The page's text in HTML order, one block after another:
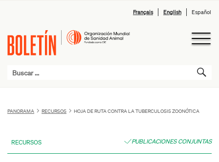
Français English Español
PANORAMA RECURSOS HOJA DE RUTA CONTRA LA TUBERCULOSIS ZOONÓTICA
RECURSOS PUBLICACIONES CONJUNTAS